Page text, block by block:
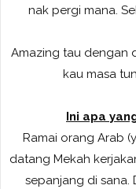
nak pergi mana.
Amazing tau dengan
kau masa
Ini apa
Ramai orang Arab
datang Mekah
sepanjang di sana.